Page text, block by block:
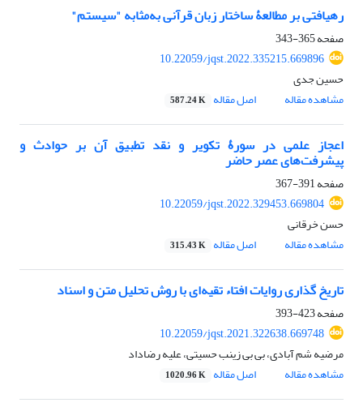
رهیافتی بر مطالعۀ ساختار زبان قرآنی به‌مثابه "سیستم"
صفحه365-343
10.22059/jqst.2022.335215.669896
حسین جدی
مشاهده مقاله
اصل مقاله 587.24 K
اعجاز علمی در سورۀ تکویر و نقد تطبیق آن بر حوادث و
پیشرفت‌های عصر حاضر
صفحه391-367
10.22059/jqst.2022.329453.669804
حسن خرقانی
مشاهده مقاله
اصل مقاله 315.43 K
تاریخ گذاری روایات افتاء تقیه‌ای با روش تحلیل متن و اسناد
صفحه423-393
10.22059/jqst.2021.322638.669748
مرضیه شم آبادی، بی بی زینب حسیتی، علیه رضاداد
مشاهده مقاله
اصل مقاله 1020.96 K